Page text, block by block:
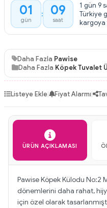
01
gün
: 09
saat
1 gün 9
Türkiye
kargoya
Daha Fazla Pawise
Daha Fazla Köpek Tuvalet
Listeye Ekle| Fiyat Alarmı|
ÜRÜN AÇIKLAMASI
Pawise Köpek Külodu No:2
dönemlerini daha rahat,
için özel olarak